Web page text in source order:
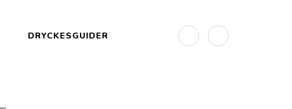
DRYCKESGUIDER